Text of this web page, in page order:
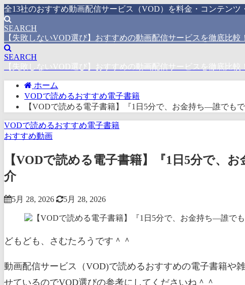
全13社のおすすめ動画配信サービス（VOD）を料金・コンテン
SEARCH
【失敗しないVOD選び】おすすめの動画配信サービスを徹底比較！
SEARCH
【失敗しないVOD選び】おすすめの動画配信サービスを徹底比較！
ホーム
VODで読めるおすすめ電子書籍
【VODで読める電子書籍】『1日5分で、お金持ち―誰でも
VODで読めるおすすめ電子書籍
おすすめ動画
【VODで読める電子書籍】『1日5分で、
介
5月 28, 2026 5月 28, 2026
どもども、さむたろうです＾＾
動画配信サービス（VOD)で読めるおすすめの電子書籍や
せているのでVOD選びの参考にしてくださいね＾＾